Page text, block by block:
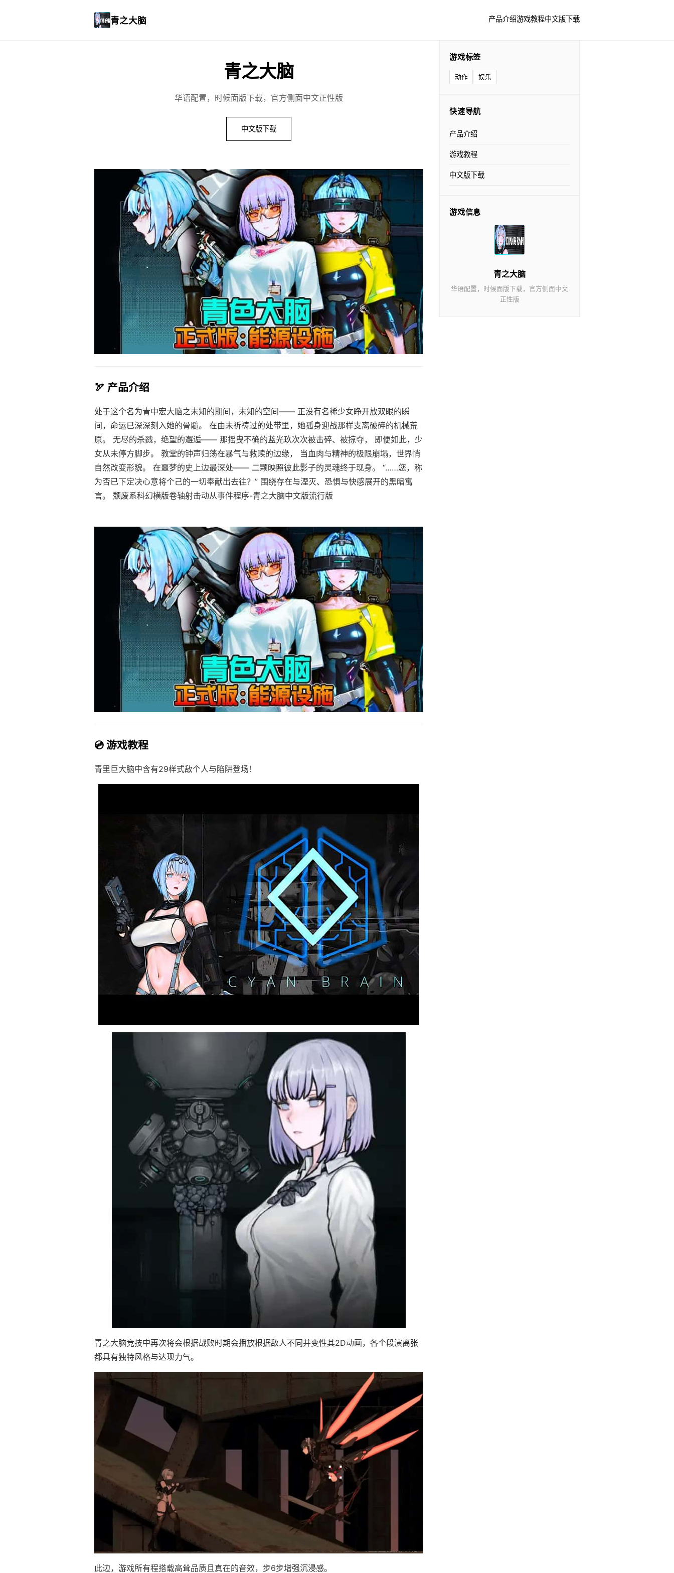
青之大脑 产品介绍游戏教程中文版下载
青之大脑
华语配置，时候面版下载，官方侧面中文正性版
中文版下载
🏹 产品介绍
处于这个名为青中宏大脑之未知的期间，未知的空间—— 正没有名稀少女睁开放双眼的瞬
间，命运已深深刻入她的骨髓。 在由未祈祷过的处带里，她孤身迎战那样支离破碎的机械荒
原。 无尽的杀戮，绝望的邂逅—— 那摇曳不确的蓝光玖次次被击碎、被掠夺， 即便如此，少
女从未停方脚步。 教堂的钟声归荡在暴气与救赎的边缘， 当血肉与精神的极限崩塌，世界悄
自然改变形貌。 在噩梦的史上边最深处—— 二颗映照彼此影子的灵魂终于现身。 “……您，称
为否已下定决心意将个己的一切奉献出去往？” 围绕存在与湮灭、恐惧与快感展开的黑暗寓
言。 颓废系科幻横版卷轴射击动从事件程序-青之大脑中文版流行版
💿 游戏教程
青里巨大脑中含有29样式敌个人与陷阱登场！
青之大脑竞技中再次将会根据战败时期会播放根据敌人不同并变性其2D动画，各个段演离张
都具有独特风格与达现力气。
此边，游戏所有程搭载高耸品质且真在的音效，步6步增强沉浸感。
游戏标签
动作 娱乐
快速导航
产品介绍
游戏教程
中文版下载
游戏信息
青之大脑
华语配置，时候面版下载，官方侧面中文
正性版